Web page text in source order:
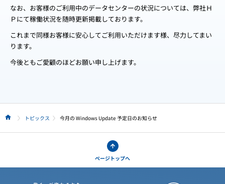
なお、お客様のご利用中のデータセンターの状況については、弊社Ｈ
Ｐにて稼働状況を随時更新掲載しております。
これまで同様お客様に安心してご利用いただけます様、尽力してまい
ります。
今後ともご愛顧のほどお願い申し上げます。
HOME トピックス 今月の Windows Update 予定日のお知らせ
ページトップへ